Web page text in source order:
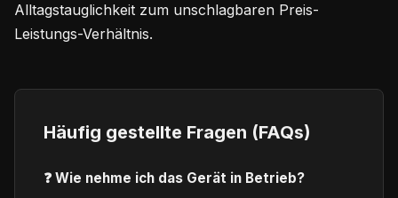
Alltagstauglichkeit zum unschlagbaren Preis-
Leistungs-Verhältnis.
Häufig gestellte Fragen (FAQs)
❓ Wie nehme ich das Gerät in Betrieb?